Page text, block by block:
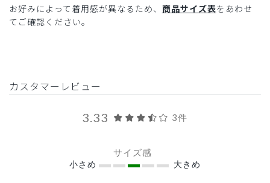
お好みによって着用感が異なるため、 商品サイズ表をあわせ
てご確認ください。
カスタマーレビュー
3.33 3件
サイズ感
小さめ 大きめ